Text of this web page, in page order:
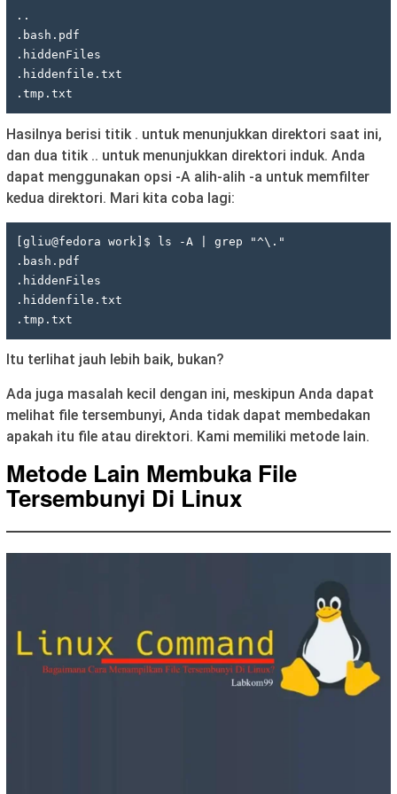
..
.bash.pdf
.hiddenFiles
.hiddenfile.txt
.tmp.txt
Hasilnya berisi titik . untuk menunjukkan direktori saat ini,
dan dua titik .. untuk menunjukkan direktori induk. Anda
dapat menggunakan opsi -A alih-alih -a untuk memfilter
kedua direktori. Mari kita coba lagi:
[gliu@fedora work]$ ls -A | grep "^\."
.bash.pdf
.hiddenFiles
.hiddenfile.txt
.tmp.txt
Itu terlihat jauh lebih baik, bukan?
Ada juga masalah kecil dengan ini, meskipun Anda dapat
melihat file tersembunyi, Anda tidak dapat membedakan
apakah itu file atau direktori. Kami memiliki metode lain.
Metode Lain Membuka File
Tersembunyi Di Linux